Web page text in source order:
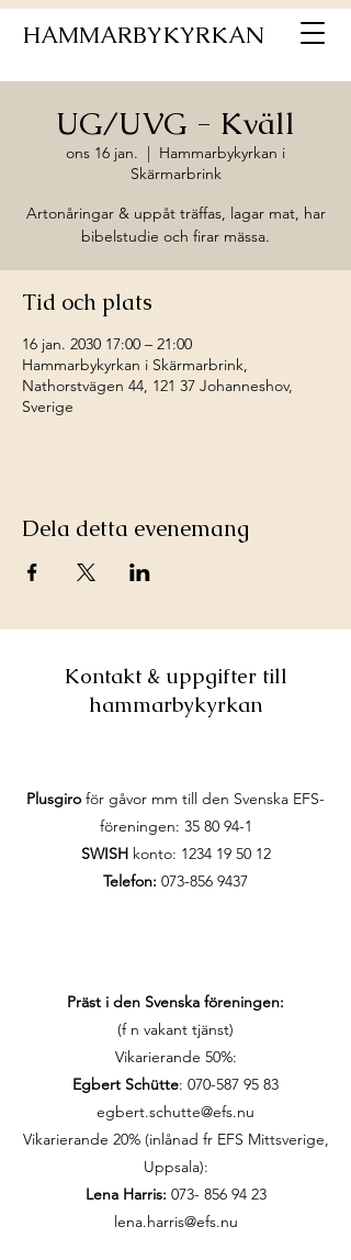
HAMMARBYKYRKAN
UG/UVG - Kväll
ons 16 jan.
  |
Hammarbykyrkan i
Skärmarbrink
Artonåringar & uppåt träffas, lagar mat, har
bibelstudie och firar mässa.
Tid och plats
16 jan. 2030 17:00 – 21:00
Hammarbykyrkan i Skärmarbrink,
Nathorstvägen 44, 121 37 Johanneshov,
Sverige
Dela detta evenemang
Kontakt & uppgifter till
hammarbykyrkan
Plusgiro för gåvor mm till den Svenska EFS-
föreningen: 35 80 94-1
SWISHkonto: 1234 19 50 12
Telefon: 073-856 9437
Präst i den Svenska föreningen:
(f n vakant tjänst)
Vikarierande 50%:
Egbert Schütte: 070-587 95 83
egbert.schutte@efs.nu
Vikarierande 20% (inlånad fr EFS Mittsverige,
Uppsala):
Lena Harris: 073- 856 94 23
lena.harris@efs.nu